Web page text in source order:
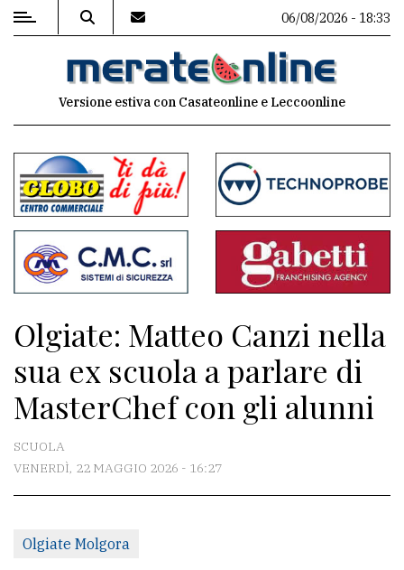
MENU
commenti
Contenuti
del
sito
Associazioni
Meteo
CONTATTI
Scrivici
06/08/2026 - 18:33
Versione estiva con Casateonline e Leccoonline
Olgiate: Matteo Canzi nella
sua ex scuola a parlare di
MasterChef con gli alunni
SCUOLA
VENERDÌ, 22 MAGGIO 2026 - 16:27
Olgiate Molgora